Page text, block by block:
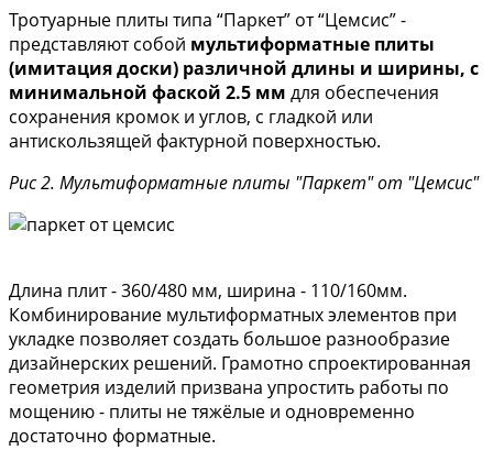
Тротуарные плиты типа “Паркет” от “Цемсис” -
представляют собой мультиформатные плиты
(имитация доски) различной длины и ширины, с
минимальной фаской 2.5 мм для обеспечения
сохранения кромок и углов, с гладкой или
антискользящей фактурной поверхностью.
Рис 2. Мультиформатные плиты "Паркет" от "Цемсис"
Длина плит - 360/480 мм, ширина - 110/160мм.
Комбинирование мультиформатных элементов при
укладке позволяет создать большое разнообразие
дизайнерских решений. Грамотно спроектированная
геометрия изделий призвана упростить работы по
мощению - плиты не тяжёлые и одновременно
достаточно форматные.